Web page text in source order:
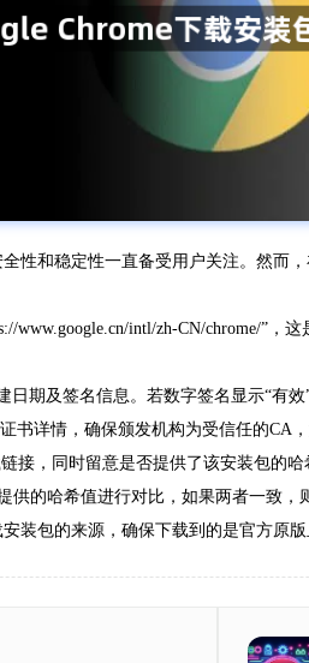
性和稳定性一直备受用户关注。然
www.google.cn/intl/zh-CN/chrome/”
期及签名信息。若数字签名显示“有效
详情，确保颁发机构为受信任的CA
接，同时留意是否提供了该安装包的
的哈希值进行对比，如果两者一致，
装包的来源，确保下载到的是官方原